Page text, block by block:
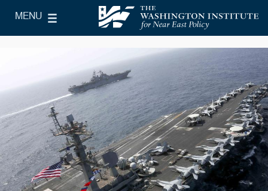
The Washington Institute for Near East Policy
MENU
Main Menu